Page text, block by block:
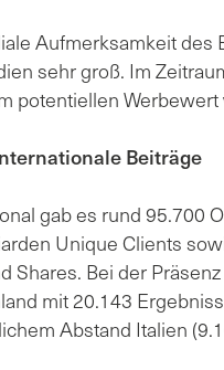
Aufmerksamkeit des
sehr groß. Im
potentiellen Werbewert
Beiträge
gab es rund 95.700
Unique Clients
Shares. Bei der
mit 20.143
Abstand Italien